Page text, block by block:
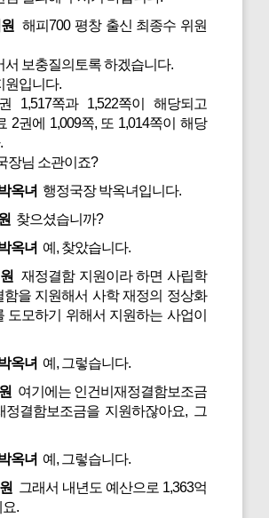
해피700 평창 출신 최종수 위원
서 보충질의토록 하겠습니다.
원입니다.
1,517쪽과 1,522쪽이 해당되고
2권에 1,009쪽, 또 1,014쪽이 해당
장님 소관이죠?
옥녀 행정국장 박옥녀입니다.
찾으셨습니까?
옥녀 예, 찾았습니다.
재정결함 지원이라 하면 사립학
함을 지원해서 사학 재정의 정상화
도모하기 위해서 지원하는 사업이
옥녀 예, 그렇습니다.
여기에는 인건비재정결함보조금
정결함보조금을 지원하잖아요, 그
옥녀 예, 그렇습니다.
그래서 내년도 예산으로 1,363억
.